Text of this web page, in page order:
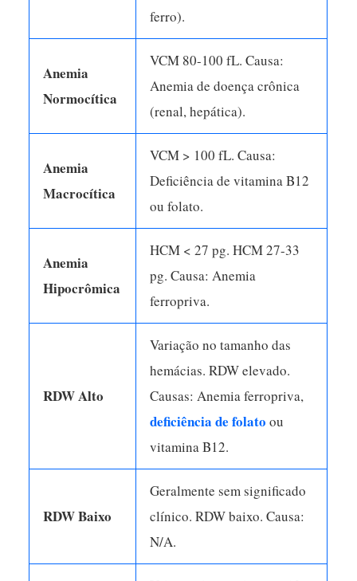
ferro).
Anemia
Normocítica
VCM 80-100 fL. Causa:
Anemia de doença crônica
(renal, hepática).
Anemia
Macrocítica
VCM > 100 fL. Causa:
Deficiência de vitamina B12
ou folato.
Anemia
Hipocrômica
HCM < 27 pg. HCM 27-33
pg. Causa: Anemia
ferropriva.
RDW Alto
Variação no tamanho das
hemácias. RDW elevado.
Causas: Anemia ferropriva,
deficiência de folato ou
vitamina B12.
RDW Baixo
Geralmente sem significado
clínico. RDW baixo. Causa:
N/A.